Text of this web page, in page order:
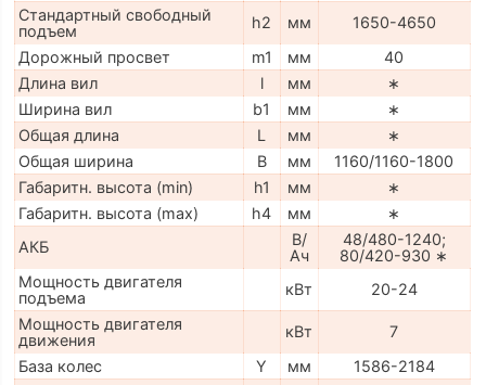
Стандартный свободный
подъем
h2 мм
1650-4650
Дорожный просвет
m1 мм
40
Длина вил
l мм
∗
Ширина вил
b1 мм
∗
Общая длина
L мм
∗
Общая ширина
B мм
1160/1160-1800
Габаритн. высота (min)
h1 мм
∗
Габаритн. высота (max)
h4 мм
∗
АКБ
В/
Ач
48/480-1240;
80/420-930 ∗
Мощность двигателя
подъема
кВт
20-24
Мощность двигателя
движения
кВт
7
База колес
Y мм
1586-2184